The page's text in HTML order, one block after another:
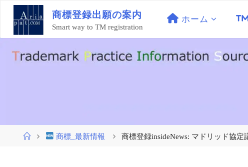
ン
商標登録出願の案内
Smart way to TM registration
ホーム
ホ
商標_最新情報 商標登録insideNews: マドリッド協